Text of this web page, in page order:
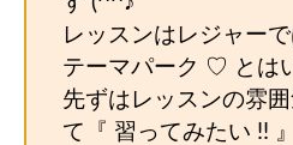
レッスンはレジャー
テーマパーク ♡ とは
先ずはレッスンの雰
て『 習ってみたい !!